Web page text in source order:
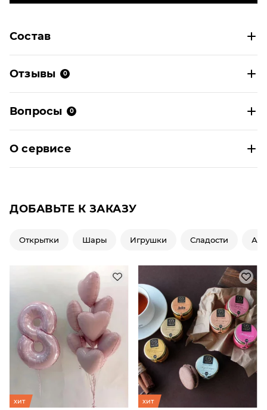
Состав
Отзывы 0
Вопросы 0
О сервисе
ДОБАВЬТЕ К ЗАКАЗУ
Открытки Шары Игрушки Сладости
хит хит